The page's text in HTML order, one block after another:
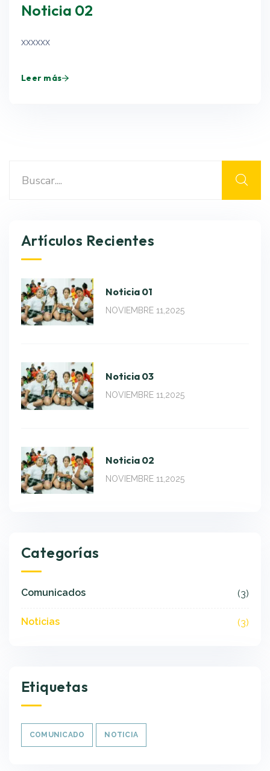
Noticia 02
xxxxxx
Leer más
Artículos Recientes
Noticia 01
NOVIEMBRE 11,2025
Noticia 03
NOVIEMBRE 11,2025
Noticia 02
NOVIEMBRE 11,2025
Categorías
Comunicados (3)
Noticias (3)
Etiquetas
COMUNICADO NOTICIA